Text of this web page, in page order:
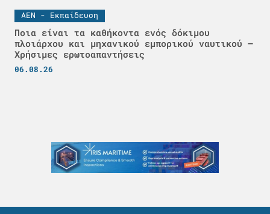
ΑΕΝ - Εκπαίδευση
Ποια είναι τα καθήκοντα ενός δόκιμου
πλοιάρχου και μηχανικού εμπορικού ναυτικού –
Χρήσιμες ερωτοαπαντήσεις
06.08.26